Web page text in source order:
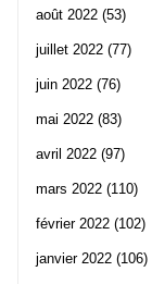
août 2022 (53)
juillet 2022 (77)
juin 2022 (76)
mai 2022 (83)
avril 2022 (97)
mars 2022 (110)
février 2022 (102)
janvier 2022 (106)